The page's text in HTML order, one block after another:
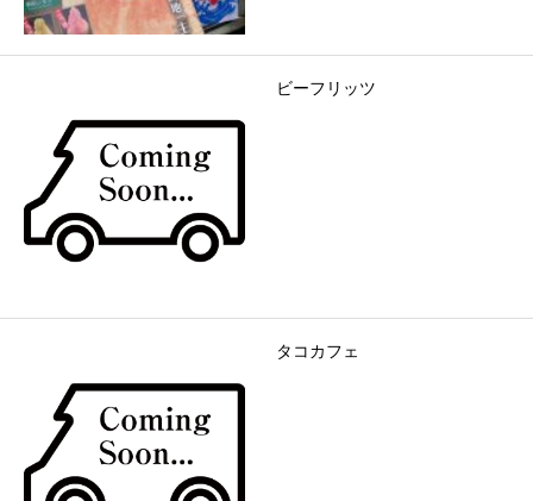
ビーフリッツ
タコカフェ